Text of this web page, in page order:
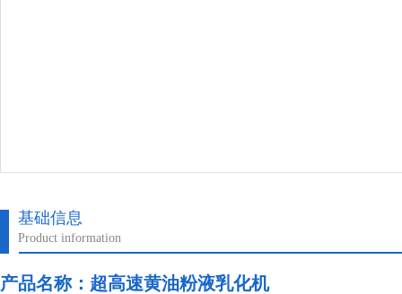
基础信息
Product information
产品名称：超高速黄油粉液乳化机